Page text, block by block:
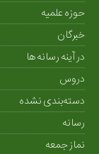
حوزه علمیه
خبرگان
در آینه رسانه ها
دروس
دسته‌بندی نشده
رسانه
نماز جمعه